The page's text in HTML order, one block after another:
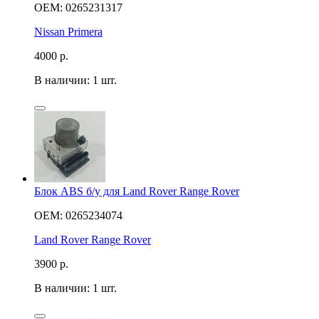
OEM: 0265231317
Nissan Primera
4000 р.
В наличии: 1 шт.
Блок ABS б/у для Land Rover Range Rover
OEM: 0265234074
Land Rover Range Rover
3900 р.
В наличии: 1 шт.